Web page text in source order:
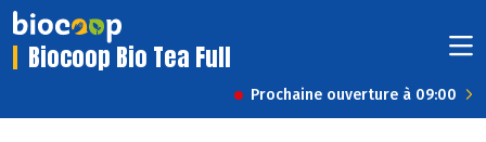
Biocoop Bio Tea Full
Prochaine ouverture à 09:00